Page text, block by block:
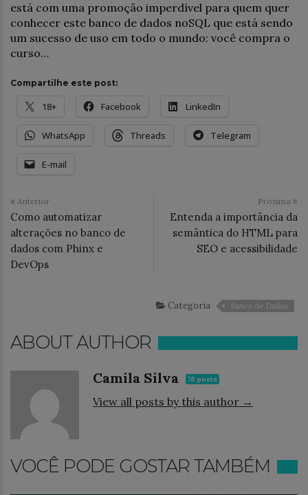
está com uma promoção imperdível para quem quer
conhecer este banco de dados noSQL que está sendo
um sucesso de uso em todo o mundo: você compra o
curso…
Compartilhe este post:
18+ Facebook LinkedIn
WhatsApp Threads Telegram
E-mail
Anterior
Como automatizar
alterações no banco de
dados com Phinx e
DevOps
Próxima
Entenda a importância da
semântica do HTML para
SEO e acessibilidade
Categoria Banco de Dados
ABOUT AUTHOR
Camila Silva 76 posts
View all posts by this author →
VOCÊ PODE GOSTAR TAMBÉM